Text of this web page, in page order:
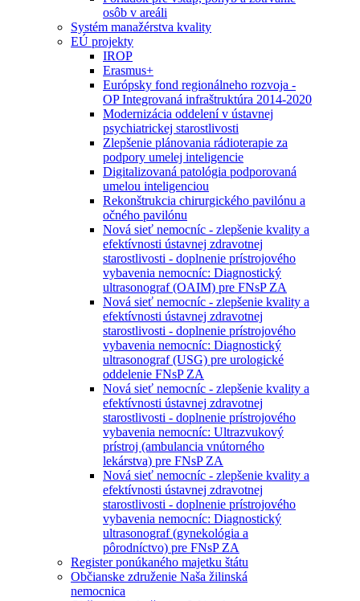
osôb v areáli
Systém manažérstva kvality
EÚ projekty
IROP
Erasmus+
Európsky fond regionálneho rozvoja -
OP Integrovaná infraštruktúra 2014-2020
Modernizácia oddelení v ústavnej
psychiatrickej starostlivosti
Zlepšenie plánovania rádioterapie za
podpory umelej inteligencie
Digitalizovaná patológia podporovaná
umelou inteligenciou
Rekonštrukcia chirurgického pavilónu a
očného pavilónu
Nová sieť nemocníc - zlepšenie kvality a
efektívnosti ústavnej zdravotnej
starostlivosti - doplnenie prístrojového
vybavenia nemocníc: Diagnostický
ultrasonograf (OAIM) pre FNsP ZA
Nová sieť nemocníc - zlepšenie kvality a
efektívnosti ústavnej zdravotnej
starostlivosti - doplnenie prístrojového
vybavenia nemocníc: Diagnostický
ultrasonograf (USG) pre urologické
oddelenie FNsP ZA
Nová sieť nemocníc - zlepšenie kvality a
efektívnosti ústavnej zdravotnej
starostlivosti - doplnenie prístrojového
vybavenia nemocníc: Ultrazvukový
prístroj (ambulancia vnútorného
lekárstva) pre FNsP ZA
Nová sieť nemocníc - zlepšenie kvality a
efektívnosti ústavnej zdravotnej
starostlivosti - doplnenie prístrojového
vybavenia nemocníc: Diagnostický
ultrasonograf (gynekológia a
pôrodníctvo) pre FNsP ZA
Register ponúkaného majetku štátu
Občianske združenie Naša žilinská
nemocnica